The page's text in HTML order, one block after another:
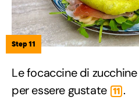
Step 11
Le focaccine di
per essere gustate 11 .